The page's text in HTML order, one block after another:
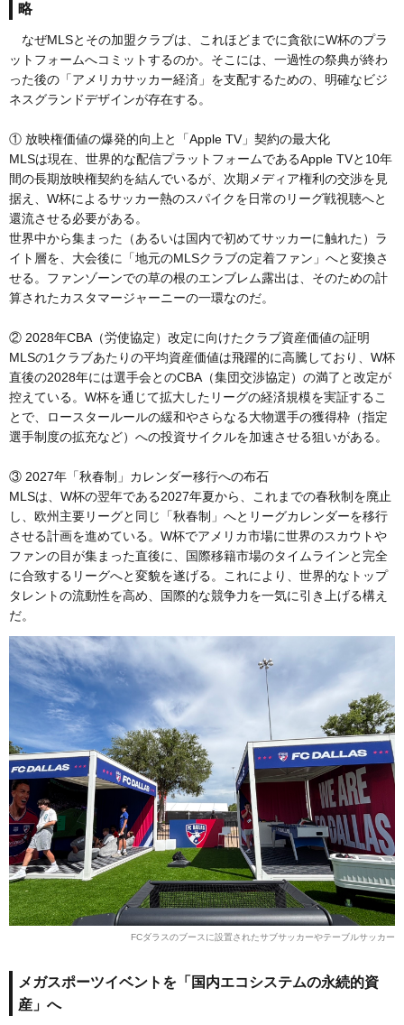
略
なぜMLSとその加盟クラブは、これほどまでに貪欲にW杯のプラ
ットフォームへコミットするのか。そこには、一過性の祭典が終わ
った後の「アメリカサッカー経済」を支配するための、明確なビジ
ネスグランドデザインが存在する。
① 放映権価値の爆発的向上と「Apple TV」契約の最大化
MLSは現在、世界的な配信プラットフォームであるApple TVと10年
間の長期放映権契約を結んでいるが、次期メディア権利の交渉を見
据え、W杯によるサッカー熱のスパイクを日常のリーグ戦視聴へと
還流させる必要がある。
世界中から集まった（あるいは国内で初めてサッカーに触れた）ラ
イト層を、大会後に「地元のMLSクラブの定着ファン」へと変換さ
せる。ファンゾーンでの草の根のエンブレム露出は、そのための計
算されたカスタマージャーニーの一環なのだ。
② 2028年CBA（労使協定）改定に向けたクラブ資産価値の証明
MLSの1クラブあたりの平均資産価値は飛躍的に高騰しており、W杯
直後の2028年には選手会とのCBA（集団交渉協定）の満了と改定が
控えている。W杯を通じて拡大したリーグの経済規模を実証するこ
とで、ロースタールールの緩和やさらなる大物選手の獲得枠（指定
選手制度の拡充など）への投資サイクルを加速させる狙いがある。
③ 2027年「秋春制」カレンダー移行への布石
MLSは、W杯の翌年である2027年夏から、これまでの春秋制を廃止
し、欧州主要リーグと同じ「秋春制」へとリーグカレンダーを移行
させる計画を進めている。W杯でアメリカ市場に世界のスカウトや
ファンの目が集まった直後に、国際移籍市場のタイムラインと完全
に合致するリーグへと変貌を遂げる。これにより、世界的なトップ
タレントの流動性を高め、国際的な競争力を一気に引き上げる構え
だ。
FCダラスのブースに設置されたサブサッカーやテーブルサッカー
メガスポーツイベントを「国内エコシステムの永続的資
産」へ